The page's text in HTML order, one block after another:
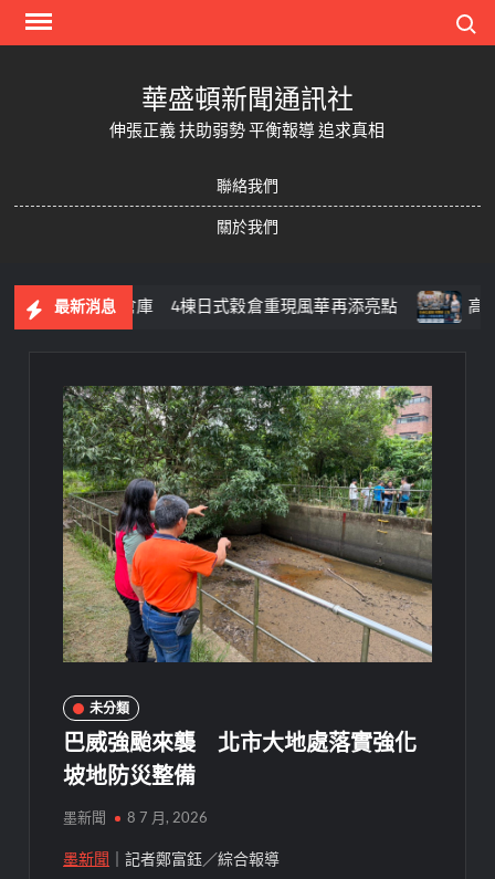
Skip
華盛頓新聞通訊社
伸張正義 扶助弱勢 平衡報導 追求真相
聯絡我們
關於我們
最新消息
會田中倉庫 4棟日式穀倉重現風華再添亮點 高齡收容
未分類
巴威強颱來襲 北市大地處落實強化
坡地防災整備
墨新聞 8 7 月, 2026
墨新聞 ｜記者鄭富鈺／綜合報導